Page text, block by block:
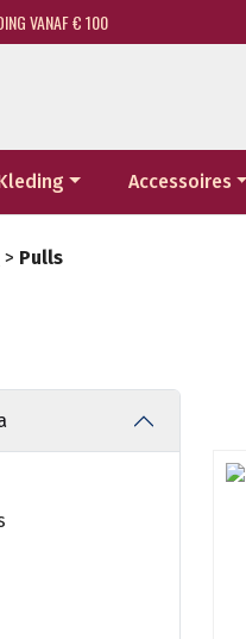
VANAF € 100
Accessoires
> Pulls